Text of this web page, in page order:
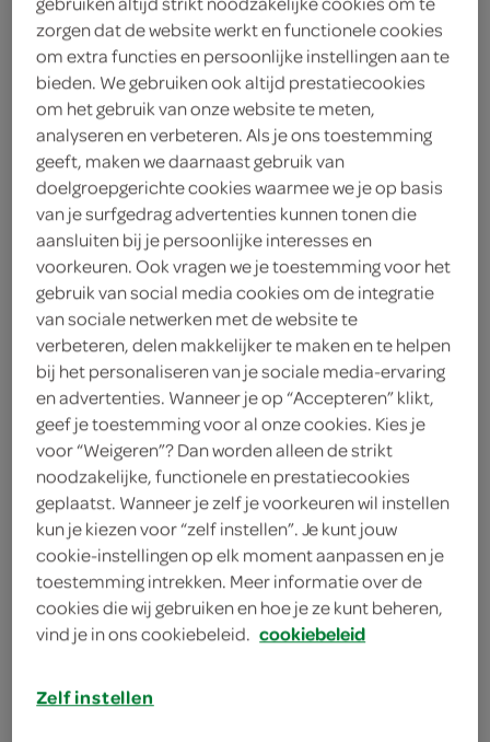
Balisto mueslireep
Balisto
1.
79
37 Gram
Let op: aanbiedingen zijn niet zichtbaar bij de
producten, maar worden wél automatisch
verwerkt in de winkelmand.
zorgen dat de website werkt en functionele cookies
om extra functies en persoonlijke instellingen aan te
bieden. We gebruiken ook altijd prestatiecookies
om het gebruik van onze website te meten,
analyseren en verbeteren. Als je ons toestemming
geeft, maken we daarnaast gebruik van
doelgroepgerichte cookies waarmee we je op basis
van je surfgedrag advertenties kunnen tonen die
aansluiten bij je persoonlijke interesses en
voorkeuren. Ook vragen we je toestemming voor het
gebruik van social media cookies om de integratie
van sociale netwerken met de website te
verbeteren, delen makkelijker te maken en te helpen
bij het personaliseren van je sociale media-ervaring
en advertenties. Wanneer je op “Accepteren” klikt,
geef je toestemming voor al onze cookies. Kies je
voor “Weigeren”? Dan worden alleen de strikt
noodzakelijke, functionele en prestatiecookies
geplaatst. Wanneer je zelf je voorkeuren wil instellen
kun je kiezen voor “zelf instellen”. Je kunt jouw
cookie-instellingen op elk moment aanpassen en je
toestemming intrekken. Meer informatie over de
cookies die wij gebruiken en hoe je ze kunt beheren,
vind je in ons cookiebeleid. cookiebeleid
Zelf instellen